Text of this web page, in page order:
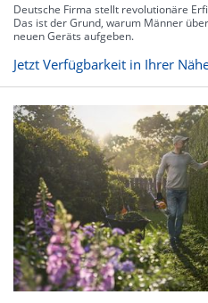
Deutsche Firma stellt revolutionäre
Das ist der Grund, warum Männer
neuen Geräts aufgeben.
Jetzt Verfügbarkeit in Ihrer